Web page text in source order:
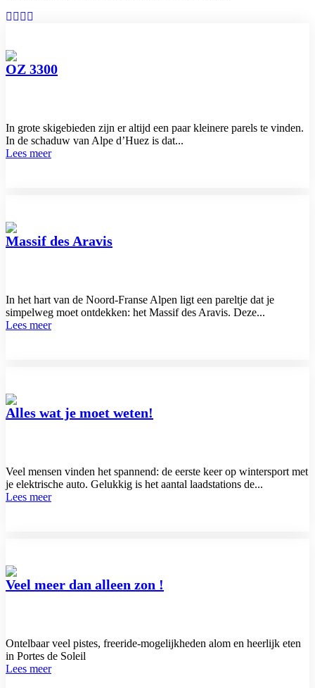
OZ 3300
In grote skigebieden zijn er altijd een paar kleinere parels te vinden.
In de schaduw van Alpe d’Huez is dat...
Lees meer
Massif des Aravis
In het hart van de Noord-Franse Alpen ligt een pareltje dat je
simpelweg moet ontdekken: het Massif des Aravis. Deze...
Lees meer
Alles wat je moet weten!
Veel mensen vinden het spannend: de eerste keer op wintersport met
je elektrische auto. Gelukkig is het aantal laadstations de...
Lees meer
Veel meer dan alleen zon !
Ontelbaar veel pistes, freeride-mogelijkheden alom en heerlijk eten
in Portes de Soleil
Lees meer